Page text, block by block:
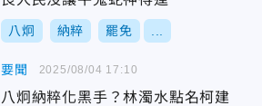
八炯 納粹 罷免
要聞
八炯納粹化黑手？林濁水點名柯建
2025/08/04 17:10